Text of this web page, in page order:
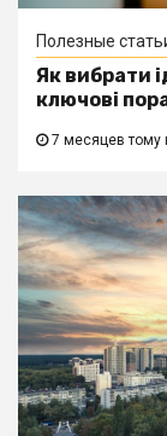
Полезные
Як вибрати
ключові
7 месяцев тому